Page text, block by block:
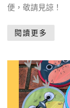
便，敬請見諒！
閱讀更多